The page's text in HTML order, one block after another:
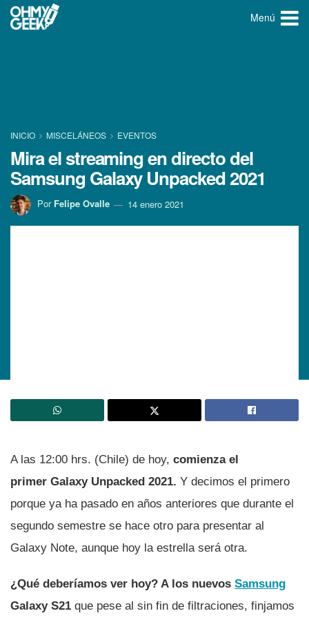
Menú
INICIO MISCELÁNEOS EVENTOS
Mira el streaming en directo del
Samsung Galaxy Unpacked 2021
Por Felipe Ovalle 14 enero 2021
A las 12:00 hrs. (Chile) de hoy, comienza el
primer Galaxy Unpacked 2021. Y decimos el primero
porque ya ha pasado en años anteriores que durante el
segundo semestre se hace otro para presentar al
Galaxy Note, aunque hoy la estrella será otra.
¿Qué deberí­amos ver hoy? A los nuevos Samsung
Galaxy S21 que pese al sin fin de filtraciones, finjamos